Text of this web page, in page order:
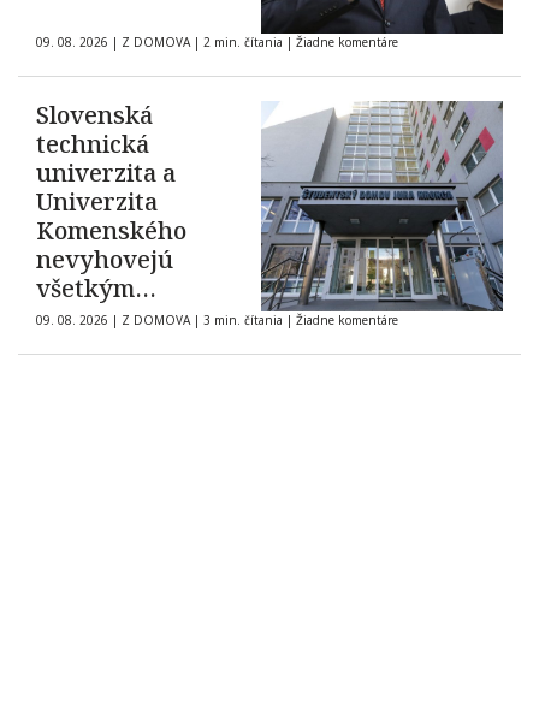
09. 08. 2026 | Z DOMOVA | 2 min. čítania | Žiadne komentáre
Slovenská
technická
univerzita a
Univerzita
Komenského
nevyhovejú
všetkým
žiadostiam o
ubytovanie na
09. 08. 2026 | Z DOMOVA | 3 min. čítania | Žiadne komentáre